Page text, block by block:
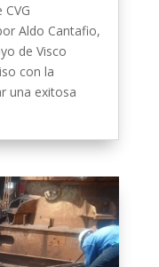
Aldo Cantafio,
de Visco
con la
una exitosa